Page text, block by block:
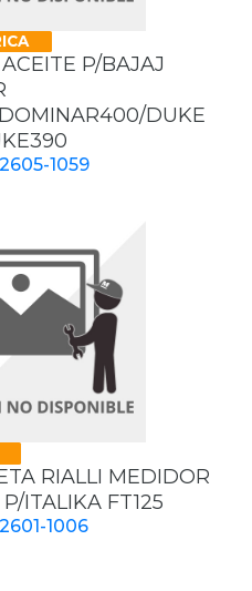
P/BAJAJ
DUKE
1059
RIALLI MEDIDOR
ITALIKA FT125
1006